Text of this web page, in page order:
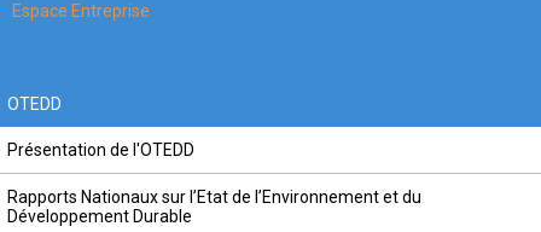
Espace Entreprise
OTEDD
Présentation de l'OTEDD
Rapports Nationaux sur l’Etat de l’Environnement et du
Développement Durable